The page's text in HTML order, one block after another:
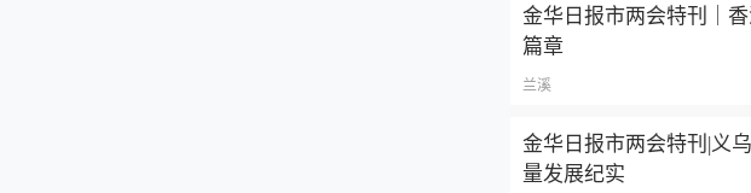
金华日报市两会特刊｜
篇章
兰溪
金华日报市两会特刊|义
量发展纪实